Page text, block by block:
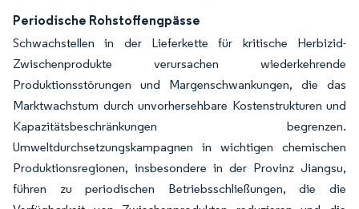
Periodische Rohstoffengpässe
Schwachstellen in der Lieferkette für kritische Herbizid-
Zwischenprodukte verursachen wiederkehrende
Produktionsstörungen und Margenschwankungen, die das
Marktwachstum durch unvorhersehbare Kostenstrukturen und
Kapazitätsbeschränkungen begrenzen.
Umweltdurchsetzungskampagnen in wichtigen chemischen
Produktionsregionen, insbesondere in der Provinz Jiangsu,
führen zu periodischen Betriebsschließungen, die die